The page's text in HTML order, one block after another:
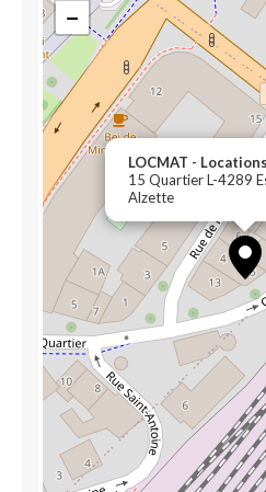
LOCMAT - Locations
15 Quartier L-4289
Alzette
−